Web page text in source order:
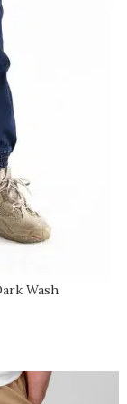
Wash